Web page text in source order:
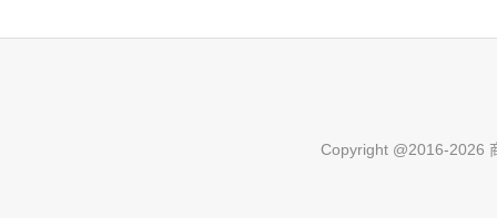
Copyright @2016-2026